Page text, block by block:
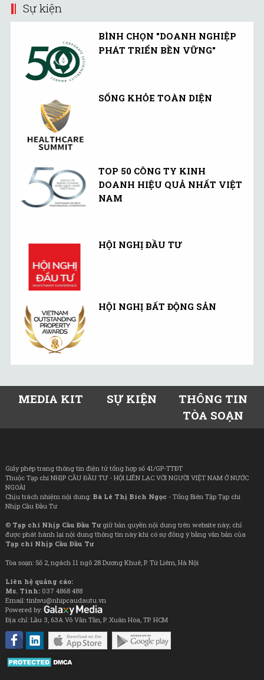
Sự kiện
BÌNH CHỌN "DOANH NGHIỆP
PHÁT TRIỂN BỀN VỮNG"
SỐNG KHỎE TOÀN DIỆN
TOP 50 CÔNG TY KINH
DOANH HIỆU QUẢ NHẤT VIỆT
NAM
HỘI NGHỊ ĐẦU TƯ
HỘI NGHỊ BẤT ĐỘNG SẢN
MEDIA KIT SỰ KIỆN
THÔNG TIN
TÒA SOẠN
Giấy phép trang thông tin điện tử tổng hợp số 41/GP-TTĐT
Thuộc Tạp chí NHỊP CẦU ĐẦU TƯ - HỘI LIÊN LẠC VỚI NGƯỜI VIỆT NAM Ở NƯỚC
NGOÀI
Chịu trách nhiệm nội dung: Bà Lê Thị Bích Ngọc - Tổng Biên Tập Tạp chí
Nhịp Cầu Đầu Tư
© Tạp chí Nhịp Cầu Đầu Tưgiữ bản quyền nội dung trên website này; chỉ
được phát hành lại nội dung thông tin này khi có sự đồng ý bằng văn bản của
Tạp chí Nhịp Cầu Đầu Tư
Tòa soạn: Số 2, ngách 11 ngõ 28 Dương Khuê, P. Từ Liêm, Hà Nội
Liên hệ quảng cáo:
Ms. Tình: 037 4868 488
Email: tinhvu@nhipcaudautu.vn
Powered by:
Địa chỉ: Lầu 3, 63A Võ Văn Tần, P. Xuân Hòa, TP. HCM